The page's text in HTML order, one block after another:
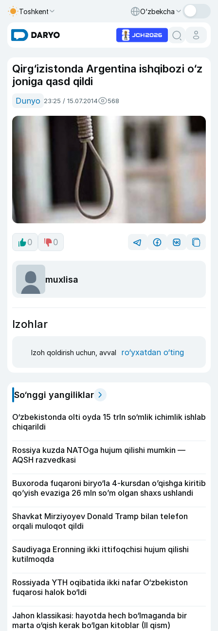
Toshkent O‘zbekcha
Qirg‘izistonda Argentina ishqibozi o‘z
joniga qasd qildi
Dunyo 23:25 / 15.07.2014 568
0 0
muxlisa
Izohlar
Izoh qoldirish uchun, avval ro‘yxatdan o‘ting
So‘nggi yangiliklar
O‘zbekistonda olti oyda 15 trln so‘mlik ichimlik ishlab
chiqarildi
Rossiya kuzda NATOga hujum qilishi mumkin —
AQSH razvedkasi
Buxoroda fuqaroni biryo‘la 4-kursdan o’qishga kiritib
qo’yish evaziga 26 mln so’m olgan shaxs ushlandi
Shavkat Mirziyoyev Donald Tramp bilan telefon
orqali muloqot qildi
Saudiyaga Eronning ikki ittifoqchisi hujum qilishi
kutilmoqda
Rossiyada YTH oqibatida ikki nafar O‘zbekiston
fuqarosi halok bo‘ldi
Jahon klassikasi: hayotda hech bo‘lmaganda bir
marta o‘qish kerak bo‘lgan kitoblar (II qism)